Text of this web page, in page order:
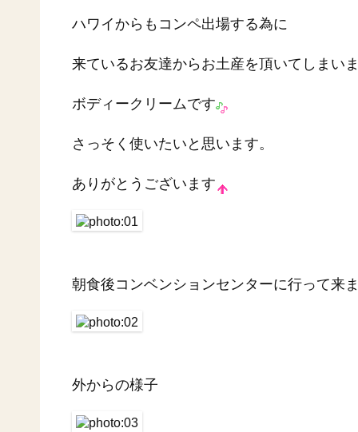
ハワイからもコンペ出場する為に
来ているお友達からお土産を頂いてしまい
ボディークリームです
さっそく使いたいと思います。
ありがとうございます
朝食後コンベンションセンターに行って来
外からの様子